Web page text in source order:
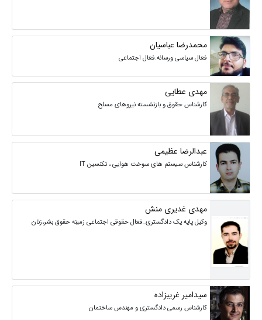
محمدرضا عباسیان
فعال سیاسی ورسانه.فعال اجتماعی
مهدی عطایی
کارشناس حقوق و بازنشسته نیروهای مسلح
عبدالرضا عظیمی
کارشناس سیستم های سوخت هوایی ، تکنسین IT
مهدی غدیری منش
وکیل پایه یک دادگستری_فعال حقوقی اجتماعی زمینه حقوق بشر،زنان
سیدامیر غریبزاده
کارشناس رسمی دادگستری و مهندس ساختمان